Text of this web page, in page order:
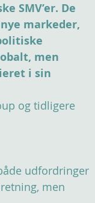
SMV’er. De
markeder,
men
i sin
og tidligere
udfordringer
men